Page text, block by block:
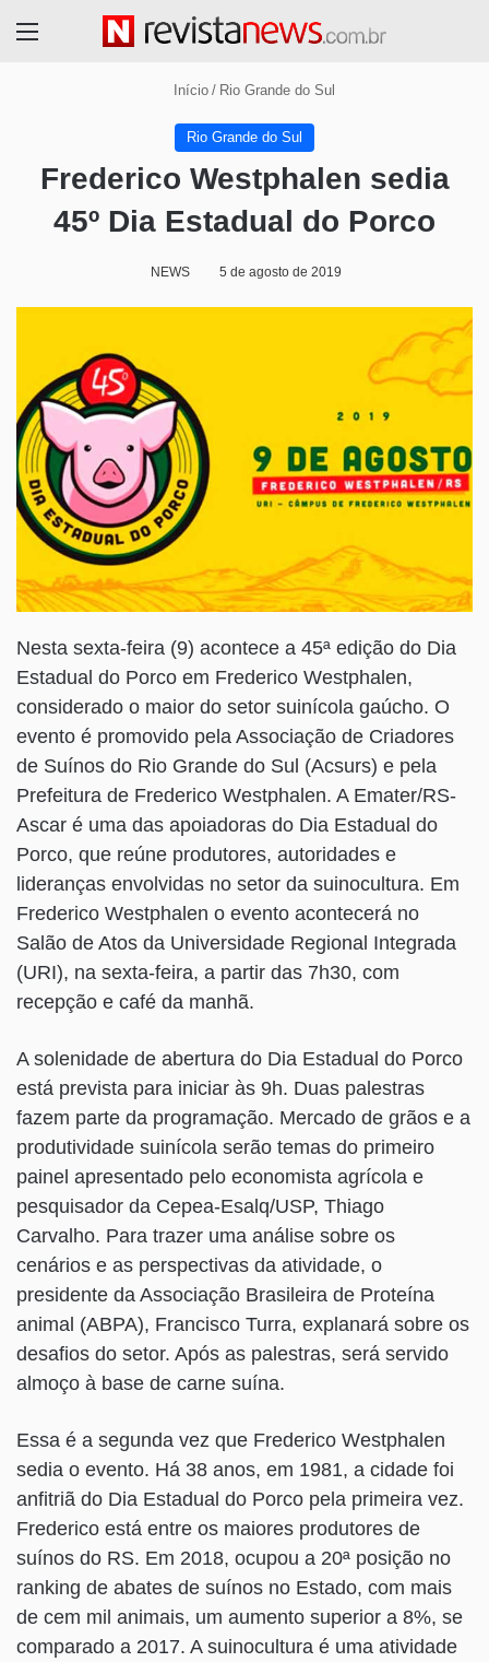
Início / Rio Grande do Sul
Rio Grande do Sul
Frederico Westphalen sedia
45º Dia Estadual do Porco
NEWS 5 de agosto de 2019
Nesta sexta-feira (9) acontece a 45ª edição do Dia
Estadual do Porco em Frederico Westphalen,
considerado o maior do setor suinícola gaúcho. O
evento é promovido pela Associação de Criadores
de Suínos do Rio Grande do Sul (Acsurs) e pela
Prefeitura de Frederico Westphalen. A Emater/RS-
Ascar é uma das apoiadoras do Dia Estadual do
Porco, que reúne produtores, autoridades e
lideranças envolvidas no setor da suinocultura. Em
Frederico Westphalen o evento acontecerá no
Salão de Atos da Universidade Regional Integrada
(URI), na sexta-feira, a partir das 7h30, com
recepção e café da manhã.
A solenidade de abertura do Dia Estadual do Porco
está prevista para iniciar às 9h. Duas palestras
fazem parte da programação. Mercado de grãos e a
produtividade suinícola serão temas do primeiro
painel apresentado pelo economista agrícola e
pesquisador da Cepea-Esalq/USP, Thiago
Carvalho. Para trazer uma análise sobre os
cenários e as perspectivas da atividade, o
presidente da Associação Brasileira de Proteína
animal (ABPA), Francisco Turra, explanará sobre os
desafios do setor. Após as palestras, será servido
almoço à base de carne suína.
Essa é a segunda vez que Frederico Westphalen
sedia o evento. Há 38 anos, em 1981, a cidade foi
anfitriã do Dia Estadual do Porco pela primeira vez.
Frederico está entre os maiores produtores de
suínos do RS. Em 2018, ocupou a 20ª posição no
ranking de abates de suínos no Estado, com mais
de cem mil animais, um aumento superior a 8%, se
comparado a 2017. A suinocultura é uma atividade